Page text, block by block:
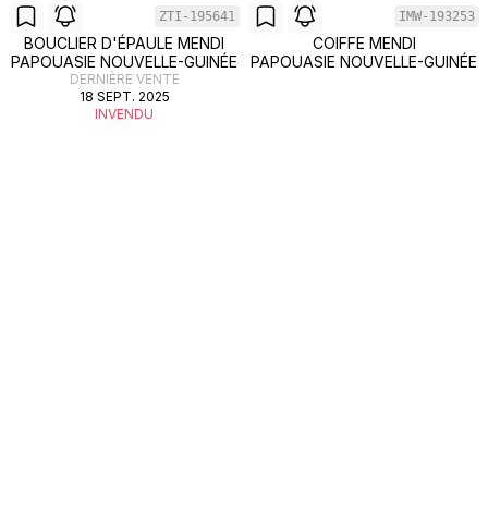
ZTI-195641
BOUCLIER D'ÉPAULE MENDI
PAPOUASIE NOUVELLE-GUINÉE
DERNIÈRE VENTE
18 SEPT. 2025
INVENDU
IMW-193253
COIFFE MENDI
PAPOUASIE NOUVELLE-GUINÉE